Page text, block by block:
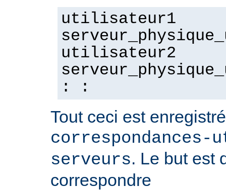
utilisateur1
utilisateur2
: :
Tout ceci est
serveurs. Le but est
correspondre